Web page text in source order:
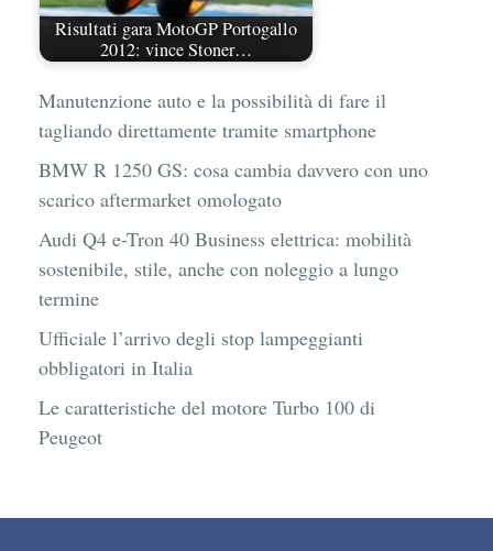
Risultati gara MotoGP Portogallo
2012: vince Stoner…
Manutenzione auto e la possibilità di fare il
tagliando direttamente tramite smartphone
BMW R 1250 GS: cosa cambia davvero con uno
scarico aftermarket omologato
Audi Q4 e-Tron 40 Business elettrica: mobilità
sostenibile, stile, anche con noleggio a lungo
termine
Ufficiale l’arrivo degli stop lampeggianti
obbligatori in Italia
Le caratteristiche del motore Turbo 100 di
Peugeot